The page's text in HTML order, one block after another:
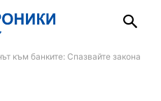
към банките: Спазвайте закона